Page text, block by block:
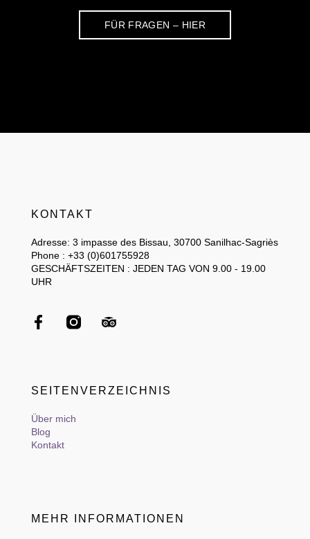
FÜR FRAGEN – HIER
KONTAKT
Adresse: 3 impasse des Bissau, 30700 Sanilhac-Sagriès
Phone : +33 (0)601755928
GESCHÄFTSZEITEN : JEDEN TAG VON 9.00 - 19.00
UHR
SEITENVERZEICHNIS
Über mich
Blog
Kontakt
MEHR INFORMATIONEN